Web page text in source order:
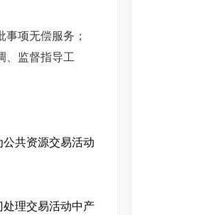
项无偿服务；
、监督指导工
共资源交易活动
理交易活动中产